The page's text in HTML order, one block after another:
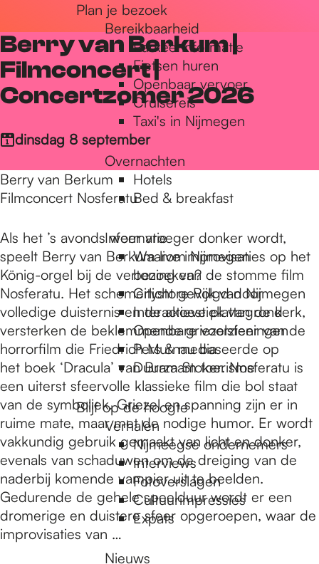
Plan je bezoek
Bereikbaarheid
Parkeerinformatie
Fietsen huren
Openbaar vervoer
Cruisereis
Taxi's in Nijmegen
Overnachten
Hotels
Bed & breakfast
Informatie
Waarom Nijmegen
bezoeken?
Citystore Rijk van Nijmegen
Interactieve plattegrond
Openbare voorzieningen
Pers & media
Duurzaam toerisme
Blijf op de hoogte
Verhalen
Nijmeegse ondernemers
Interviews
Fotoverslagen
Cultuurimpressies
Expats
Nieuws
Berry van Berkum |
Filmconcert |
Concertzomer 2026
dinsdag 8 september
Berry van Berkum
Filmconcert Nosferatu
Als het ’s avonds weer vroeger donker wordt,
speelt Berry van Berkum live improvisaties op het
König-orgel bij de vertoning van de stomme film
Nosferatu. Het schemerlicht gevolgd door
volledige duisternis en de akoestiek van de kerk,
versterken de beklemmende griezelsfeer van de
horrorfilm die Friedrich Murnau baseerde op
het boek ‘Dracula’ van Bram Stoker. Nosferatu is
een uiterst sfeervolle klassieke film die bol staat
van de symboliek. Griezel en spanning zijn er in
ruime mate, maar met de nodige humor. Er wordt
vakkundig gebruik gemaakt van licht en donker,
evenals van schaduwen om de dreiging van de
naderbij komende vampier uit te beelden.
Gedurende de gehele speelduur wordt er een
dromerige en duistere sfeer opgeroepen, waar de
improvisaties van …